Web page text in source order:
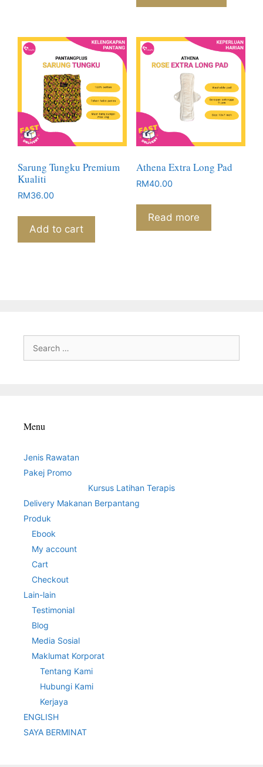
RM80.00
has
The
options
be
chosen
on
page
Sarung Tungku Premium
Kualiti
RM36.00
Add to cart
Athena Extra Long Pad
RM40.00
Read more
for:
Menu
Jenis Rawatan
Pakej Promo
Kursus Latihan Terapis
Delivery Makanan Berpantang
Produk
Ebook
My account
Cart
Checkout
Lain-lain
Testimonial
Blog
Media Sosial
Maklumat Korporat
Tentang Kami
Hubungi Kami
Kerjaya
ENGLISH
SAYA BERMINAT